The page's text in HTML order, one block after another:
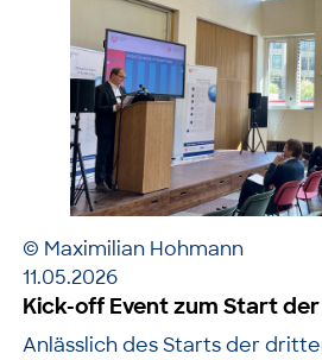
© Maximilian Hohmann
11.05.2026
Kick-off Event zum Start
Anlässlich des Starts der